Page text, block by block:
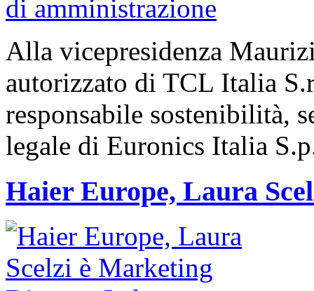
Alla vicepresidenza
autorizzato di TCL Italia
responsabile sostenibilità,
legale di Euronics Italia
Haier Europe, Laura